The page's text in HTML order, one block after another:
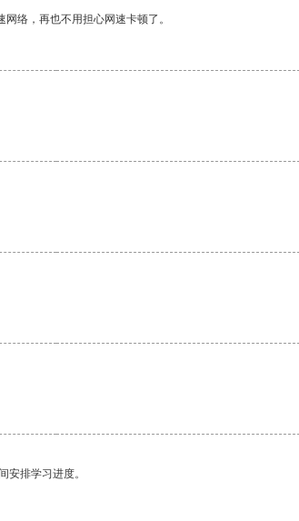
络，再也不用担心网速卡顿了。
安排学习进度。